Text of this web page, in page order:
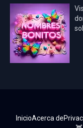
Los Minions
Mario Bros
Mickey Mouse
Pokémon
InicioAcerca de